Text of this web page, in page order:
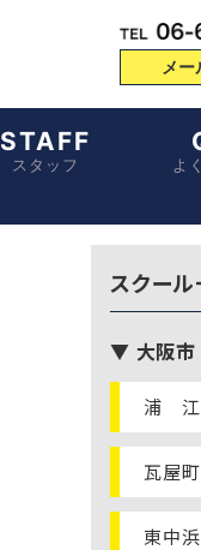
メ
STAFF
スタッフ よ
スクー
▼ 大阪市
浦 江
瓦屋町
東中浜